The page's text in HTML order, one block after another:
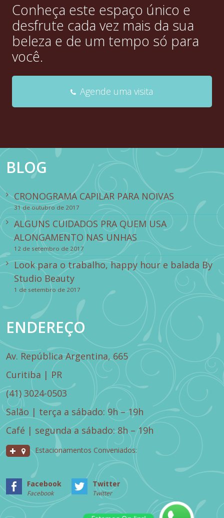
Conheça este espaço único e
desfrute cada vez mais da sua
beleza e de um tempo só para
você.
Agende uma visita
BLOG
CRONOGRAMA CAPILAR PARA NOIVAS
31 de outubro de 2017
ALGUNS CUIDADOS PRA QUEM USA
ALONGAMENTO NAS UNHAS
12 de setembro de 2017
Look para o trabalho, happy hour e balada By
Studio Beauty
1 de setembro de 2017
ENDEREÇO
Av. República Argentina, 665
Curitiba | PR
(41) 3024-0503
Salão | terça a sábado: 9h – 19h
Café | segunda a sábado: 8h – 19h
Estacionamentos Conveniados:
Facebook
Facebook
Twitter
Twitter